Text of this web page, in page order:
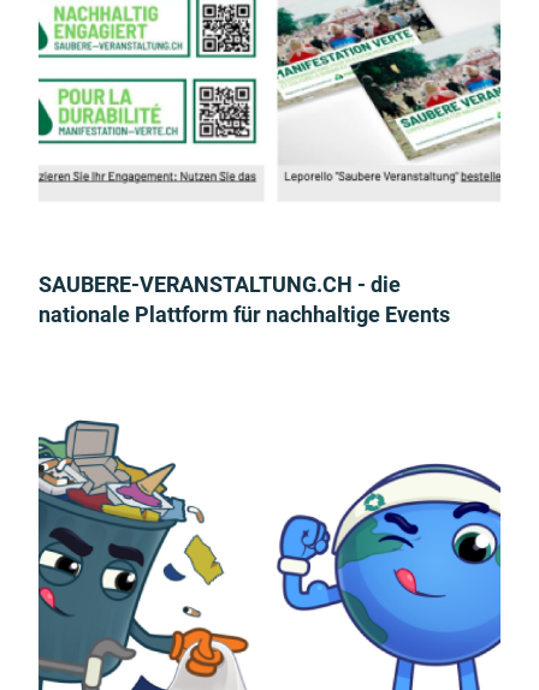
SAUBERE-VERANSTALTUNG.CH - die
nationale Plattform für nachhaltige Events